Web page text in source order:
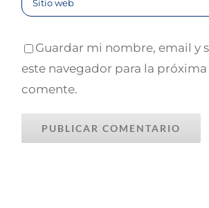
Guardar mi nombre, email y
este navegador para la próxima
comente.
CONTACTA